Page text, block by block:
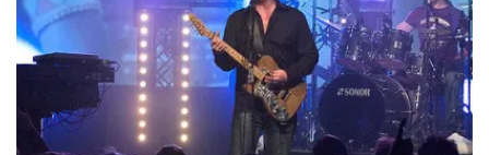
BESTEL NU